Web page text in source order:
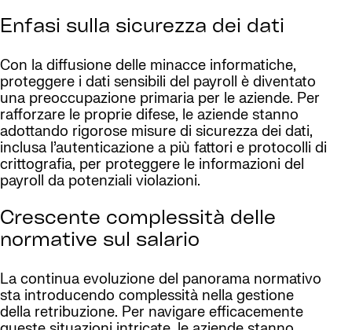
Enfasi sulla sicurezza dei dati
Con la diffusione delle minacce informatiche,
proteggere i dati sensibili del payroll è diventato
una preoccupazione primaria per le aziende. Per
rafforzare le proprie difese, le aziende stanno
adottando rigorose misure di sicurezza dei dati,
inclusa l’autenticazione a più fattori e protocolli di
crittografia, per proteggere le informazioni del
payroll da potenziali violazioni.
Crescente complessità delle
normative sul salario
La continua evoluzione del panorama normativo
sta introducendo complessità nella gestione
della retribuzione. Per navigare efficacemente